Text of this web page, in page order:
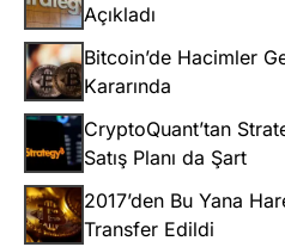
Açıkladı
Bitcoin’de Hacimler
Kararında
CryptoQuant’tan
Satış Planı da Şart
2017’den Bu Yana
Transfer Edildi